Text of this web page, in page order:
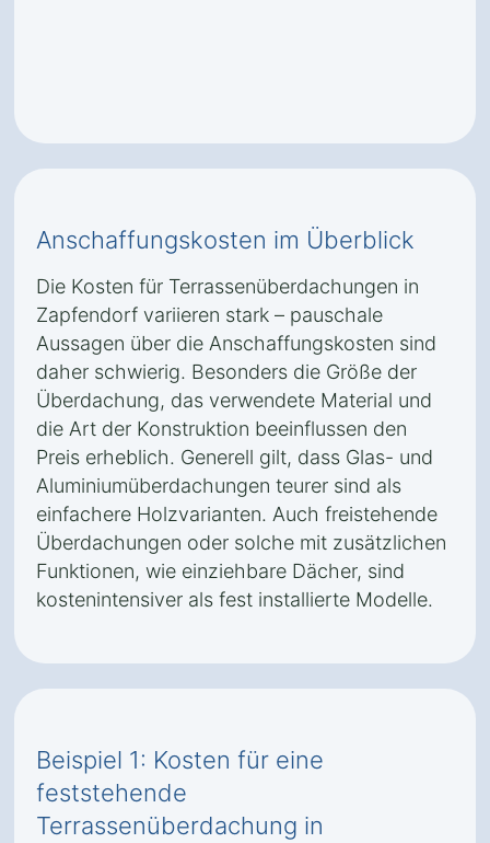
Anschaffungskosten im Überblick
Die Kosten für Terrassenüberdachungen in
Zapfendorf variieren stark – pauschale
Aussagen über die Anschaffungskosten sind
daher schwierig. Besonders die Größe der
Überdachung, das verwendete Material und
die Art der Konstruktion beeinflussen den
Preis erheblich. Generell gilt, dass Glas- und
Aluminiumüberdachungen teurer sind als
einfachere Holzvarianten. Auch freistehende
Überdachungen oder solche mit zusätzlichen
Funktionen, wie einziehbare Dächer, sind
kostenintensiver als fest installierte Modelle.
Beispiel 1: Kosten für eine
feststehende
Terrassenüberdachung in